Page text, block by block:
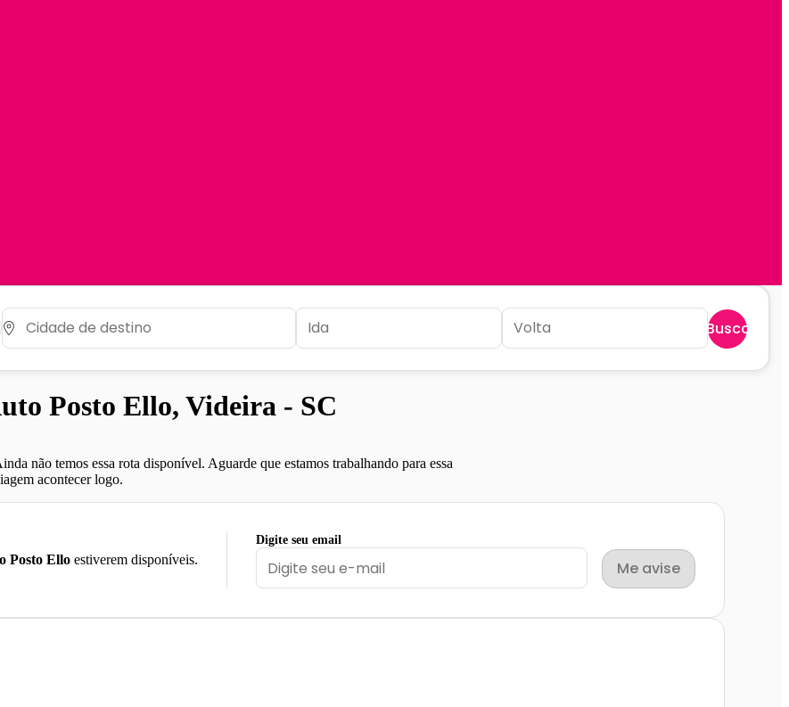
Buscar
Posto Ello, Videira - SC
não temos essa rota disponível. Aguarde que estamos trabalhando para essa
acontecer logo.
Posto Ello estiverem disponíveis.
Digite seu email
Me avise